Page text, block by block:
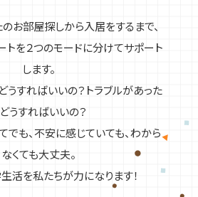
お部屋探しから入居をするまで、
トを２つのモードに分けてサポート
します。
うすればいいの？トラブルがあった
うすればいいの？
も、不安に感じていても、わから
なくても大丈夫。
活を私たちが力になります！